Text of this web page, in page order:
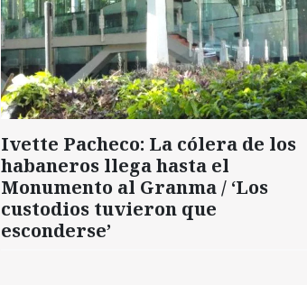
Ivette Pacheco: La cólera de los
habaneros llega hasta el
Monumento al Granma / ‘Los
custodios tuvieron que
esconderse’